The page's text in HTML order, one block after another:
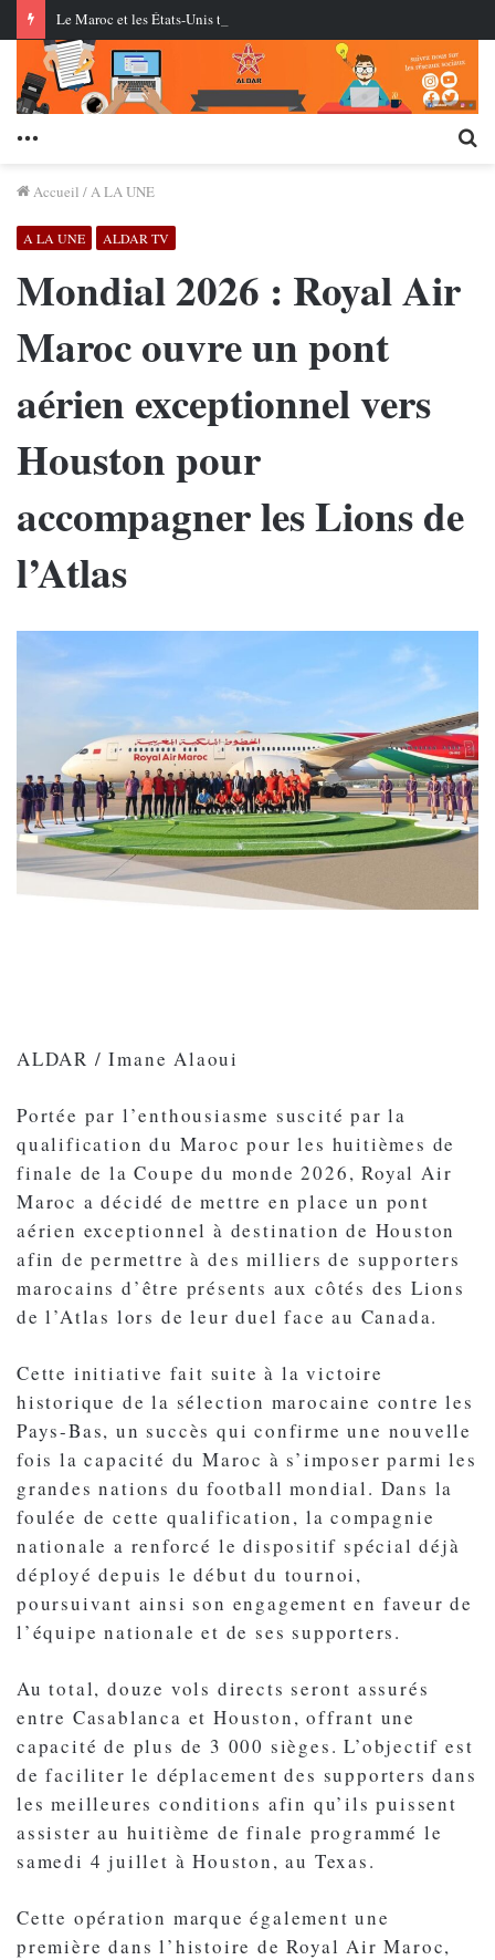
Accueil /A LA UNE
A LA UNE ALDAR TV
Mondial 2026 : Royal Air
Maroc ouvre un pont
aérien exceptionnel vers
Houston pour
accompagner les Lions de
l’Atlas
ALDAR / Imane Alaoui
Portée par l’enthousiasme suscité par la
qualification du Maroc pour les huitièmes de
finale de la Coupe du monde 2026, Royal Air
Maroc a décidé de mettre en place un pont
aérien exceptionnel à destination de Houston
afin de permettre à des milliers de supporters
marocains d’être présents aux côtés des Lions
de l’Atlas lors de leur duel face au Canada.
Cette initiative fait suite à la victoire
historique de la sélection marocaine contre les
Pays-Bas, un succès qui confirme une nouvelle
fois la capacité du Maroc à s’imposer parmi les
grandes nations du football mondial. Dans la
foulée de cette qualification, la compagnie
nationale a renforcé le dispositif spécial déjà
déployé depuis le début du tournoi,
poursuivant ainsi son engagement en faveur de
l’équipe nationale et de ses supporters.
Au total, douze vols directs seront assurés
entre Casablanca et Houston, offrant une
capacité de plus de 3 000 sièges. L’objectif est
de faciliter le déplacement des supporters dans
les meilleures conditions afin qu’ils puissent
assister au huitième de finale programmé le
samedi 4 juillet à Houston, au Texas.
Cette opération marque également une
première dans l’histoire de Royal Air Maroc,